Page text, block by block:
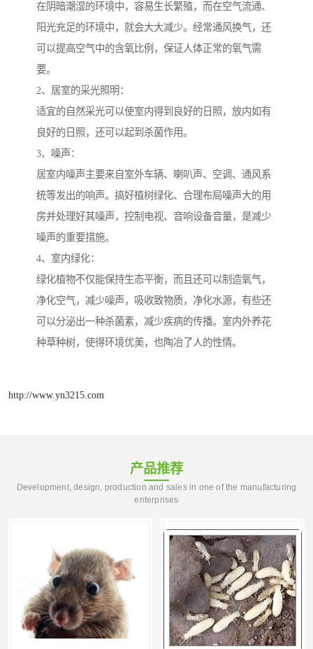
在阴暗潮湿的环境中，容易生长繁殖，而在空气流通、
阳光充足的环境中，就会大大减少。经常通风换气，还
可以提高空气中的含氧比例，保证人体正常的氧气需
要。
2、居室的采光照明：
适宜的自然采光可以使室内得到良好的日照，放内如有
良好的日照，还可以起到杀菌作用。
3、噪声：
居室内噪声主要来自室外车辆、喇叭声、空调、通风系
统等发出的响声。搞好植树绿化、合理布局噪声大的用
房并处理好其噪声，控制电视、音响设备音量，是减少
噪声的重要措施。
4、室内绿化：
绿化植物不仅能保持生态平衡，而且还可以制造氧气，
净化空气，减少噪声，吸收致物质，净化水源，有些还
可以分泌出一种杀菌素，减少疾病的传播。室内外养花
种草种树，使得环境优美，也陶冶了人的性情。
http://www.yn3215.com
产品推荐
Development, design, production and sales in one of the manufacturing
enterprises